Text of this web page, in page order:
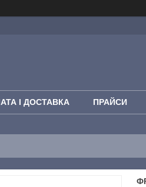
І ДОСТАВКА ПРАЙСИ